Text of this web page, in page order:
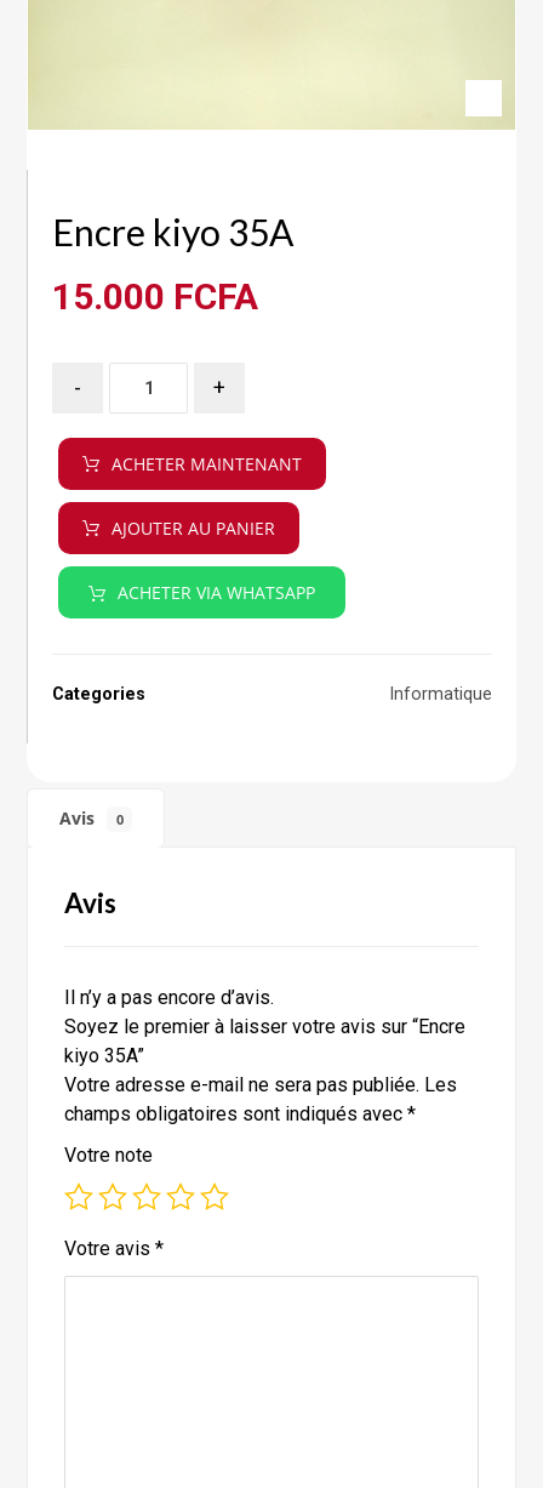
Encre kiyo 35A
15.000 FCFA
- +
ACHETER MAINTENANT
AJOUTER AU PANIER
ACHETER VIA WHATSAPP
Categories Informatique
Avis 0
Avis
Il n’y a pas encore d’avis.
Soyez le premier à laisser votre avis sur “Encre
kiyo 35A”
Votre adresse e-mail ne sera pas publiée. Les
champs obligatoires sont indiqués avec*
Votre note
Votre avis*